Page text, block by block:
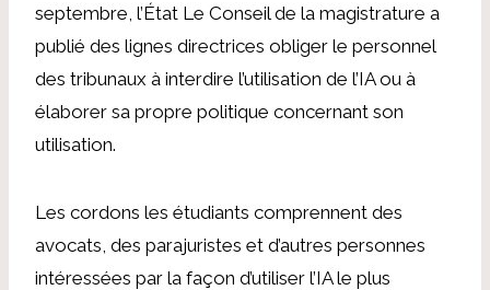
septembre, l’État Le Conseil de la magistrature a
publié des lignes directrices obliger le personnel
des tribunaux à interdire l’utilisation de l’IA ou à
élaborer sa propre politique concernant son
utilisation.
Les cordons les étudiants comprennent des
avocats, des parajuristes et d’autres personnes
intéressées par la façon d’utiliser l’IA le plus